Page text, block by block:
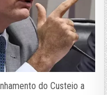
do Custeio a